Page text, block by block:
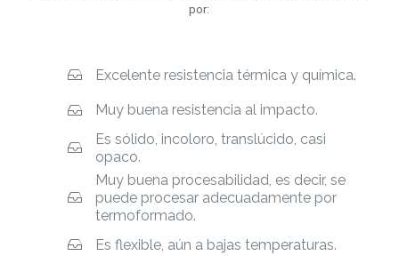
por:
Excelente resistencia térmica y química.
Muy buena resistencia al impacto.
Es sólido, incoloro, translúcido, casi
opaco.
Muy buena procesabilidad, es decir, se
puede procesar adecuadamente por
termoformado.
Es flexible, aún a bajas temperaturas.